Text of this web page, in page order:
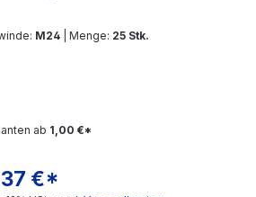
M24 | Menge: 25 Stk.
ab 1,00 €*
Preis:
€*